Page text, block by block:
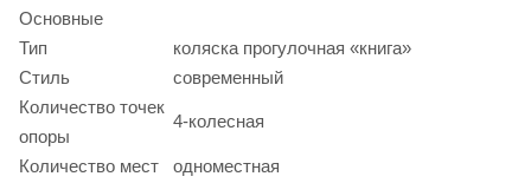
Основные
Тип
коляска прогулочная «книга»
Стиль
современный
Количество точек
опоры
4-колесная
Количество мест
одноместная